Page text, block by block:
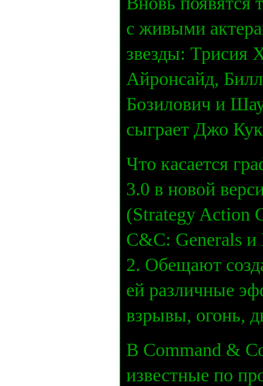
с живыми
звезды:
Айронсайд,
Бозилович и
сыграет Джо
Что касается
3.0 в новой
(Strategy Action
C&C: Generals
2. Обещают
ей различные
взрывы, огонь,
В Command &
известные по